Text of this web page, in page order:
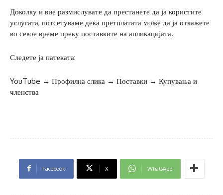
Доколку и вие размислувате да престанете да ја користите
услугата, потсетуваме дека претплатата може да ја откажете
во секое време преку поставките на апликацијата.
Следете ја патеката:
YouTube → Профилна слика → Поставки → Купувања и
членства
Facebook X WhatsApp